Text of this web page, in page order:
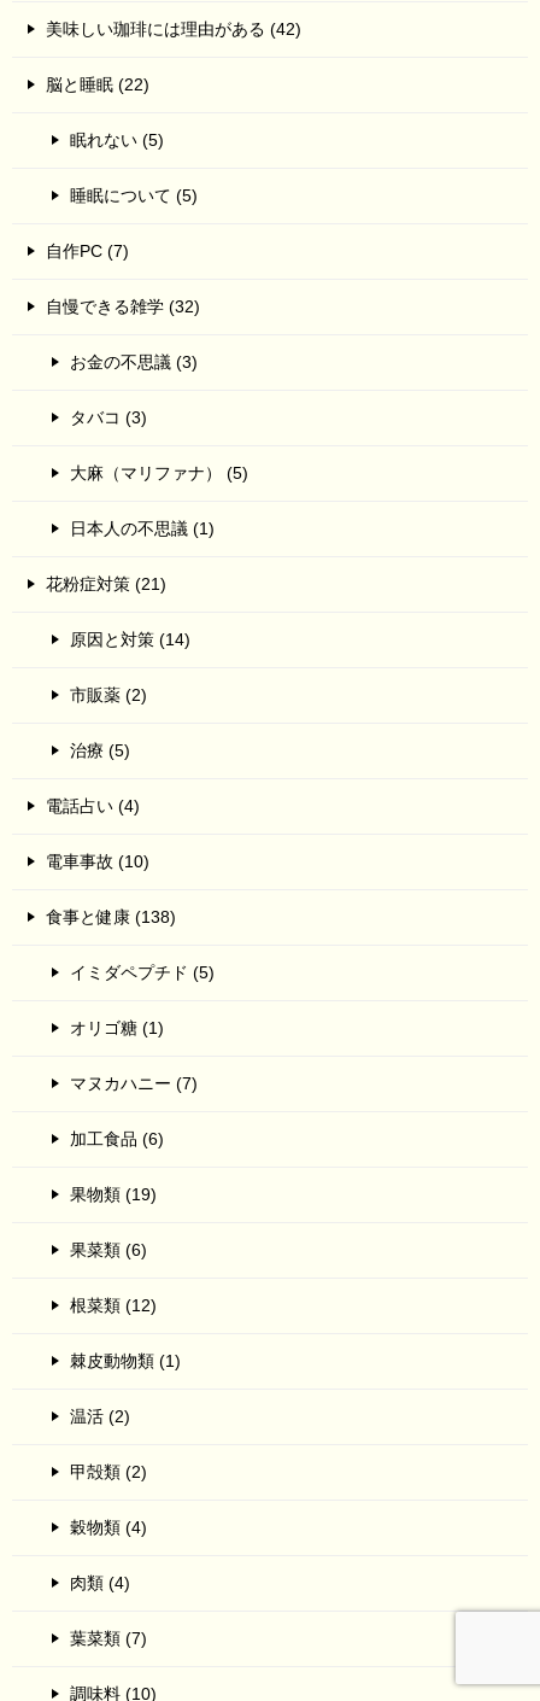
美味しい珈琲には理由がある (42)
脳と睡眠 (22)
眠れない (5)
睡眠について (5)
自作PC (7)
自慢できる雑学 (32)
お金の不思議 (3)
タバコ (3)
大麻（マリファナ） (5)
日本人の不思議 (1)
花粉症対策 (21)
原因と対策 (14)
市販薬 (2)
治療 (5)
電話占い (4)
電車事故 (10)
食事と健康 (138)
イミダペプチド (5)
オリゴ糖 (1)
マヌカハニー (7)
加工食品 (6)
果物類 (19)
果菜類 (6)
根菜類 (12)
棘皮動物類 (1)
温活 (2)
甲殻類 (2)
穀物類 (4)
肉類 (4)
葉菜類 (7)
調味料 (10)